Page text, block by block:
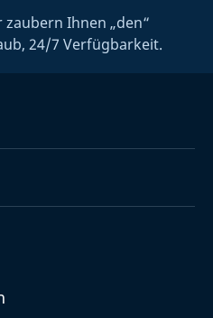
zaubern Ihnen „den“
24/7 Verfügbarkeit.